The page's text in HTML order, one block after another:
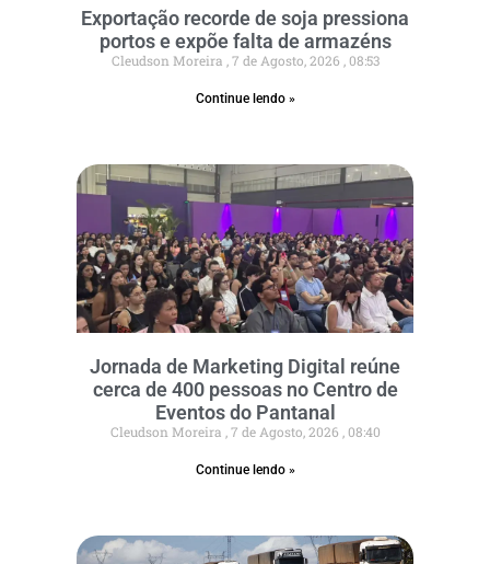
Exportação recorde de soja pressiona
portos e expõe falta de armazéns
Cleudson Moreira 7 de Agosto, 2026 08:53
Continue lendo »
Jornada de Marketing Digital reúne
cerca de 400 pessoas no Centro de
Eventos do Pantanal
Cleudson Moreira 7 de Agosto, 2026 08:40
Continue lendo »